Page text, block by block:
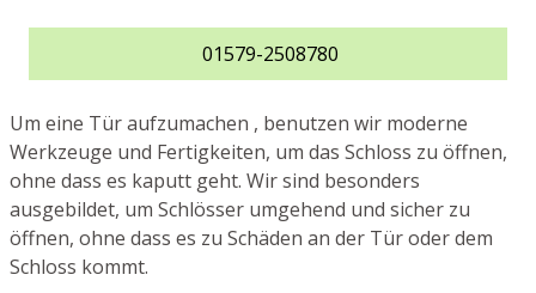
01579-2508780
Um eine Tür aufzumachen , benutzen wir moderne
Werkzeuge und Fertigkeiten, um das Schloss zu öffnen,
ohne dass es kaputt geht. Wir sind besonders
ausgebildet, um Schlösser umgehend und sicher zu
öffnen, ohne dass es zu Schäden an der Tür oder dem
Schloss kommt.